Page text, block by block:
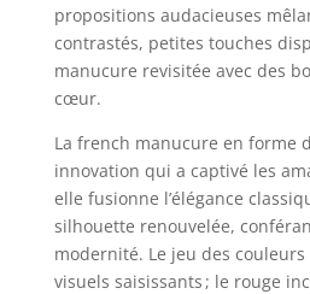
propositions audacieuses
contrastés, petites touches
manucure revisitée avec des
cœur.
La french manucure en forme
innovation qui a captivé les
elle fusionne l’élégance
silhouette renouvelée,
modernité. Le jeu des couleurs
visuels saisissants ; le rouge